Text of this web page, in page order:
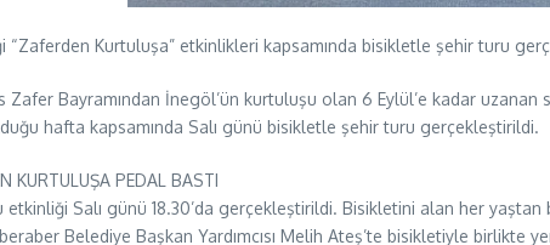
“Zaferden Kurtuluşa” etkinlikleri kapsamında bisikletle şehir turu
Zafer Bayramından İnegöl’ün kurtuluşu olan 6 Eylül’e kadar
hafta kapsamında Salı günü bisikletle şehir turu gerçekleştirildi.
KURTULUŞA PEDAL BASTI
Salı günü 18.30’da gerçekleştirildi. Bisikletini alan her
Belediye Başkan Yardımcısı Melih Ateş’te bisikletiyle